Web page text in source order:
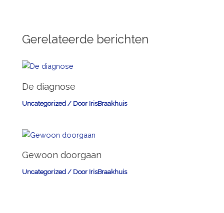
Gerelateerde berichten
De diagnose
Uncategorized / Door IrisBraakhuis
Gewoon doorgaan
Uncategorized / Door IrisBraakhuis